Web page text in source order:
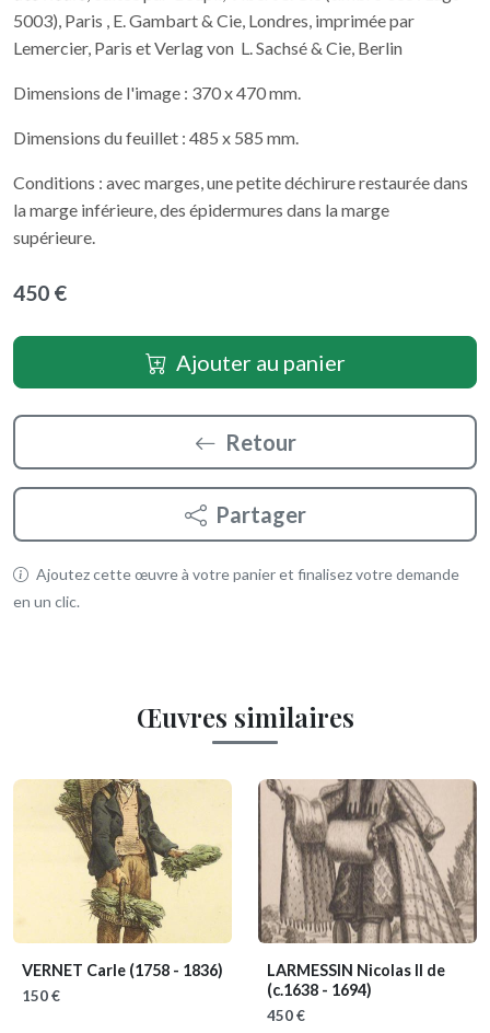
5003), Paris , E. Gambart & Cie, Londres, imprimée par
Lemercier, Paris et Verlag von L. Sachsé & Cie, Berlin
Dimensions de l'image : 370 x 470 mm.
Dimensions du feuillet : 485 x 585 mm.
Conditions : avec marges, une petite déchirure restaurée dans
la marge inférieure, des épidermures dans la marge
supérieure.
450 €
Ajouter au panier
Retour
Partager
Ajoutez cette œuvre à votre panier et finalisez votre demande
en un clic.
Œuvres similaires
VERNET Carle (1758 - 1836)
150 €
LARMESSIN Nicolas II de
(c.1638 - 1694)
450 €